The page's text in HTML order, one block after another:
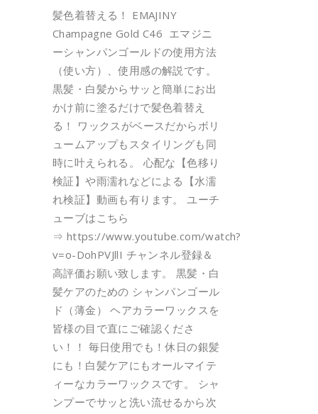
髪色着替える！ EMAJINY
Champagne Gold C46 エマジニ
ーシャンパンゴールドの使用方法
（使い方）、使用感の解説です。
黒髪・白髪からサッと簡単にお出
かけ前に塗るだけで髪色着替え
る！ ワックスがベースだからボリ
ュームアップもスタイリングも同
時に叶えられる。 心配な【色移り
検証】や雨濡れなどによる【水濡
れ検証】動画も有ります。 ユーチ
ューブはこちら
⇒ https://www.youtube.com/watch?
v=o-DohPVJllI チャンネル登録＆
高評価お願い致します。 黒髪・白
髪ケアのための シャンパンゴール
ド（薄金） ヘアカラーワックスを
皆様の目で直にご確認くださ
い！！ 毎日使用でも！休日の銀髪
にも！白髪ケアにもオールマイテ
ィーなカラーワックスです。 シャ
ンプーでサッと洗い流せるから次